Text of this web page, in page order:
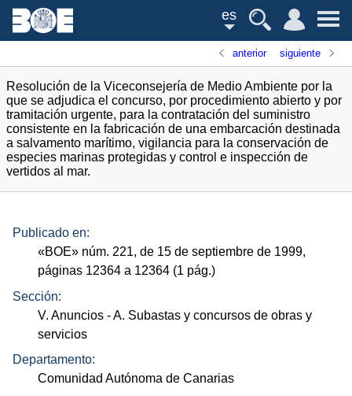
es
anterior siguiente
Resolución de la Viceconsejería de Medio Ambiente por la
que se adjudica el concurso, por procedimiento abierto y por
tramitación urgente, para la contratación del suministro
consistente en la fabricación de una embarcación destinada
a salvamento marítimo, vigilancia para la conservación de
especies marinas protegidas y control e inspección de
vertidos al mar.
Publicado en:
«BOE» núm. 221, de 15 de septiembre de 1999,
páginas 12364 a 12364 (1 pág.)
Sección:
V. Anuncios - A. Subastas y concursos de obras y
servicios
Departamento:
Comunidad Autónoma de Canarias